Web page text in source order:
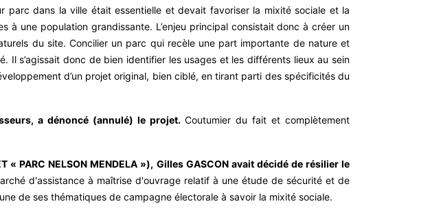
parc dans la ville était essentielle et devait favoriser la mixité sociale et la
à une population grandissante. L’enjeu principal consistait donc à créer un
du site. Concilier un parc qui recèle une part importante de nature et
Il s’agissait donc de bien identifier les usages et les différents lieux au sein
d’un projet original, bien ciblé, en tirant parti des spécificités du
a dénoncé (annulé) le projet. Coutumier du fait et complètement
PARC NELSON MENDELA »), Gilles GASCON avait décidé de résilier le
d'assistance à maîtrise d'ouvrage relatif à une étude de sécurité et de
de ses thématiques de campagne électorale à savoir la mixité sociale.